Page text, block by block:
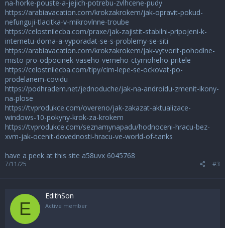
na-horke-pouste-a-jejich-potrebu-zvlhcene-pudy
https://arabiavacation.com/krokzakrokem/jak-opravit-pokud-
nefunguji-tlacitka-v-mikrovlnne-troube
https://celostnilecba.com/praxe/jak-zajistit-stabilni-pripojeni-k-
internetu-doma-a-vyporadat-se-s-problemy-se-siti
https://arabiavacation.com/krokzakrokem/jak-vytvorit-pohodlne-
misto-pro-odpocinek-vaseho-verneho-ctyrnoheho-pritele
https://celostnilecba.com/tipy/cim-lepe-se-ockovat-po-
prodelanem-covidu
https://podhradem.net/jednoduche/jak-na-androidu-zmenit-ikony-
na-plose
https://tvprodukce.com/overeno/jak-zakazat-aktualizace-
windows-10-pokyny-krok-za-krokem
https://tvprodukce.com/seznamynapadu/hodnoceni-hracu-bez-
xvm-jak-ocenit-dovednosti-hracu-ve-world-of-tanks
have a peek at this site a58uvx 6045768
7/11/25 #3
E
EdithSon
Active member